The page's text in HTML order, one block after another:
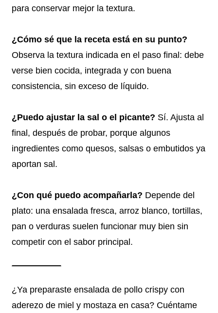
para conservar mejor la textura.
¿Cómo sé que la receta está en su punto?
Observa la textura indicada en el paso final: debe
verse bien cocida, integrada y con buena
consistencia, sin exceso de líquido.
¿Puedo ajustar la sal o el picante? Sí. Ajusta al
final, después de probar, porque algunos
ingredientes como quesos, salsas o embutidos ya
aportan sal.
¿Con qué puedo acompañarla? Depende del
plato: una ensalada fresca, arroz blanco, tortillas,
pan o verduras suelen funcionar muy bien sin
competir con el sabor principal.
¿Ya preparaste ensalada de pollo crispy con
aderezo de miel y mostaza en casa? Cuéntame